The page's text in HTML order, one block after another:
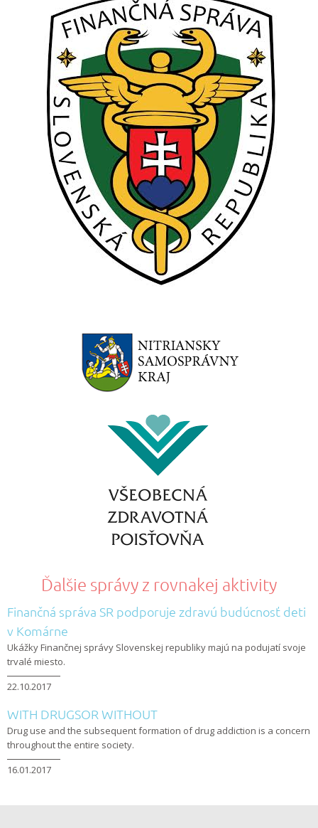
Ďalšie správy z rovnakej aktivity
Finančná správa SR podporuje zdravú budúcnosť deti
v Komárne
Ukážky Finančnej správy Slovenskej republiky majú na podujatí svoje
trvalé miesto.
22.10.2017
WITH DRUGSOR WITHOUT
Drug use and the subsequent formation of drug addiction is a concern
throughout the entire society.
16.01.2017